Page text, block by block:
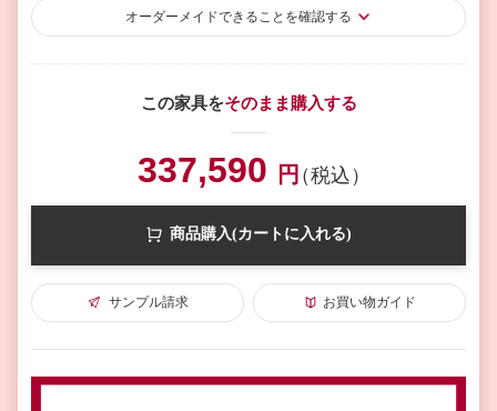
オーダーメイドできることを確認する
この家具をそのまま購入する
337,590 円（税込）
商品購入(カートに入れる)
サンプル請求 お買い物ガイド